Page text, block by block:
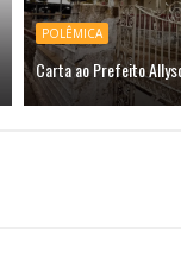
POLÊMICA
Carta ao Prefeito